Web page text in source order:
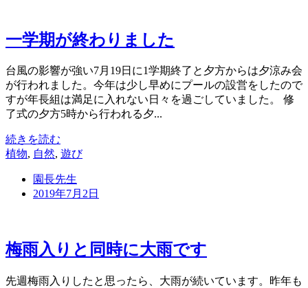
一学期が終わりました
台風の影響が強い7月19日に1学期終了と夕方からは夕涼み会
が行われました。今年は少し早めにプールの設営をしたので
すが年長組は満足に入れない日々を過ごしていました。 修
了式の夕方5時から行われる夕...
続きを読む
植物, 自然, 遊び
園長先生
2019年7月2日
梅雨入りと同時に大雨です
先週梅雨入りしたと思ったら、大雨が続いています。昨年も